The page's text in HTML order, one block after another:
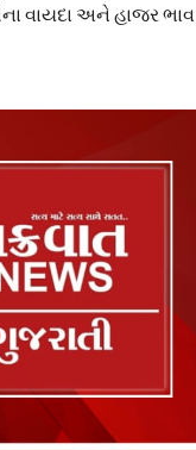
વાયદા અને હાજર ભાવ